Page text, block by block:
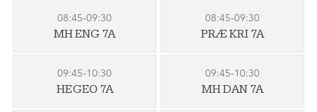
08:45-09:30
MH ENG 7A
09:45-10:30
HE GEO 7A
08:45-09:30
PRÆ KRI 7A
09:45-10:30
MH DAN 7A